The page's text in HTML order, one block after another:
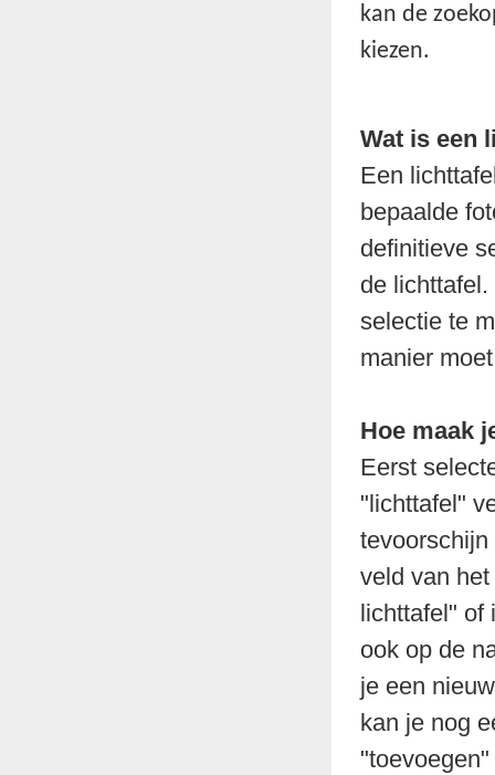
kan de
kiezen.
Wat is een
Een
bepaalde
definitieve
de
selectie te
manier
Hoe maak
Eerst
"lichttafel"
veld van
lichttafel"
ook op de
je een
kan je nog